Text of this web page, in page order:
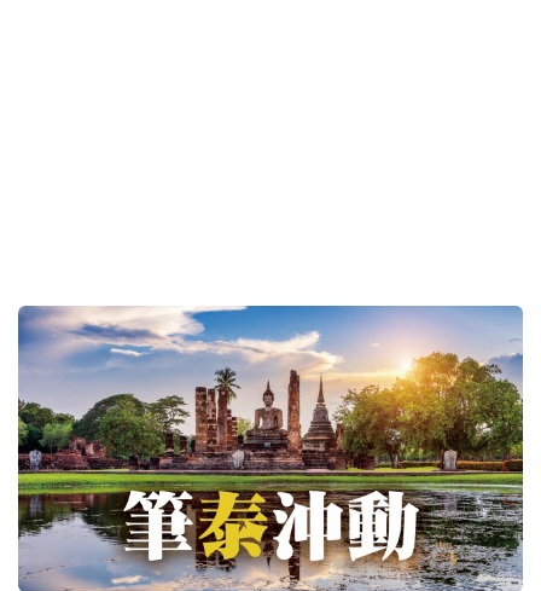
辛正兒 - Cosplay奪冠 玩出創意新未來 | 社論
專欄 2026-08-07 02:00 HKT